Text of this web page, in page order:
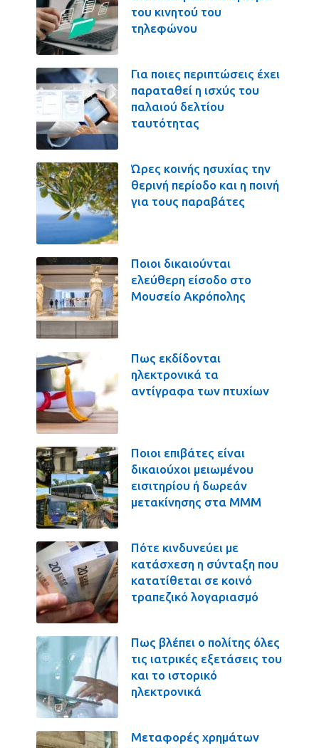
του κινητού του
τηλεφώνου
Για ποιες περιπτώσεις έχει
παραταθεί η ισχύς του
παλαιού δελτίου
ταυτότητας
Ώρες κοινής ησυχίας την
θερινή περίοδο και η ποινή
για τους παραβάτες
Ποιοι δικαιούνται
ελεύθερη είσοδο στο
Μουσείο Ακρόπολης
Πως εκδίδονται
ηλεκτρονικά τα
αντίγραφα των πτυχίων
Ποιοι επιβάτες είναι
δικαιούχοι μειωμένου
εισιτηρίου ή δωρεάν
μετακίνησης στα ΜΜΜ
Πότε κινδυνεύει με
κατάσχεση η σύνταξη που
κατατίθεται σε κοινό
τραπεζικό λογαριασμό
Πως βλέπει ο πολίτης όλες
τις ιατρικές εξετάσεις του
και το ιστορικό
ηλεκτρονικά
Μεταφορές χρημάτων